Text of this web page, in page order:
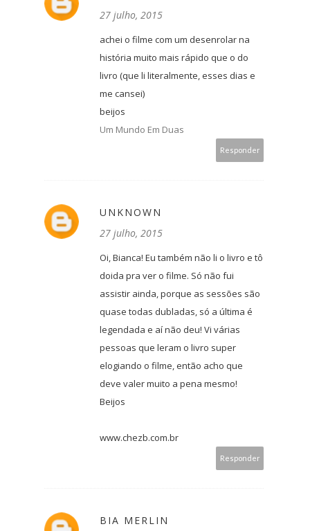
27 julho, 2015
achei o filme com um desenrolar na
história muito mais rápido que o do
livro (que li literalmente, esses dias e
me cansei)
beijos
Um Mundo Em Duas
Responder
UNKNOWN
27 julho, 2015
Oi, Bianca! Eu também não li o livro e tô
doida pra ver o filme. Só não fui
assistir ainda, porque as sessões são
quase todas dubladas, só a última é
legendada e aí não deu! Vi várias
pessoas que leram o livro super
elogiando o filme, então acho que
deve valer muito a pena mesmo!
Beijos
www.chezb.com.br
Responder
BIA MERLIN